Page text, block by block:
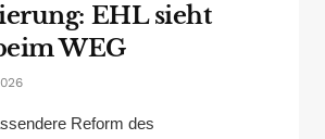
EHL sieht
WEG
Reform des